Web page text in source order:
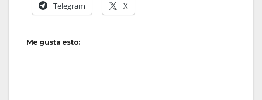
Telegram X
Me gusta esto: